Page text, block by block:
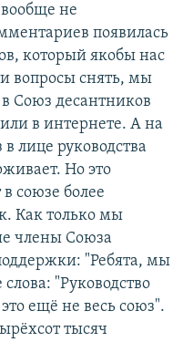
не
появилась
который якобы нас
вопросы снять, мы
Союз десантников
в интернете. А на
лице руководства
Но это
союзе более
Как только мы
члены Союза
"Ребята, мы
"Руководство
ещё не весь союз".
тысяч